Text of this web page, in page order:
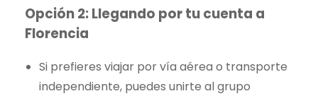
Opción 2: Llegando por tu cuenta a
Florencia
Si prefieres viajar por vía aérea o transporte
independiente, puedes unirte al grupo